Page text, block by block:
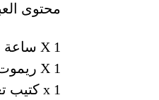
محتوى
1 X ساعة الأذان
1 X ريموت تحكم
1 x كتيب تعليمات